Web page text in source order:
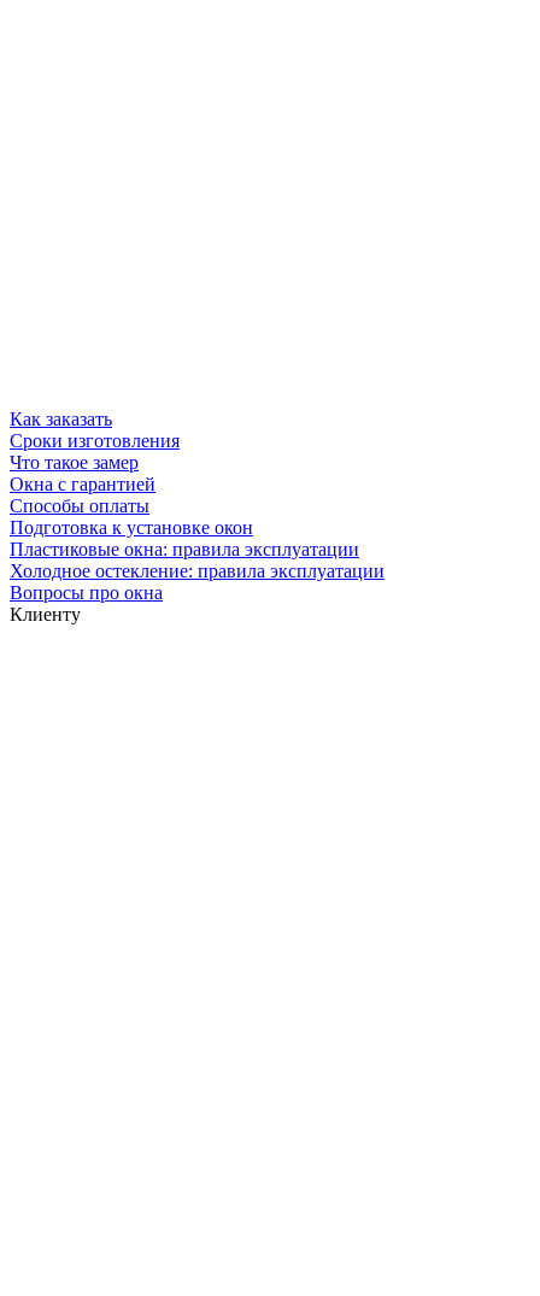
Как заказать
Сроки изготовления
Что такое замер
Окна с гарантией
Способы оплаты
Подготовка к установке окон
Пластиковые окна: правила эксплуатации
Холодное остекление: правила эксплуатации
Вопросы про окна
Клиенту